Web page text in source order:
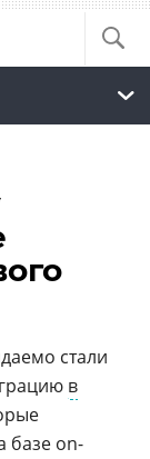
стали
в
базе on-